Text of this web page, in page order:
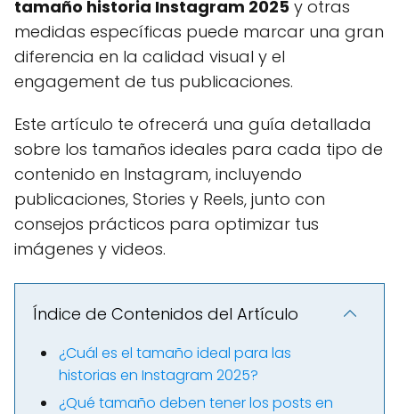
tamaño historia Instagram 2025 y otras
medidas específicas puede marcar una gran
diferencia en la calidad visual y el
engagement de tus publicaciones.
Este artículo te ofrecerá una guía detallada
sobre los tamaños ideales para cada tipo de
contenido en Instagram, incluyendo
publicaciones, Stories y Reels, junto con
consejos prácticos para optimizar tus
imágenes y videos.
Índice de Contenidos del Artículo
¿Cuál es el tamaño ideal para las
historias en Instagram 2025?
¿Qué tamaño deben tener los posts en